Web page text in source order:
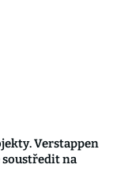
Verstappen
soustředit na